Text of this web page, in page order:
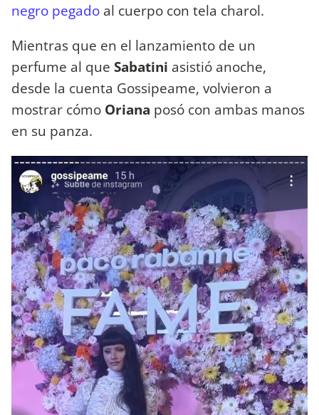
negro pegado al cuerpo con tela charol.
Mientras que en el lanzamiento de un
perfume al que Sabatini asistió anoche,
desde la cuenta Gossipeame, volvieron a
mostrar cómo Oriana posó con ambas manos
en su panza.